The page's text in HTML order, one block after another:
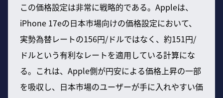
この価格設定は非常に戦略的である。Appleは、
iPhone 17eの日本市場向けの価格設定において、
実勢為替レートの156円/ドルではなく、約151円/
ドルという有利なレートを適用している計算にな
る。これは、Apple側が円安による価格上昇の一部
を吸収し、日本市場のユーザーが手に入れやすい価